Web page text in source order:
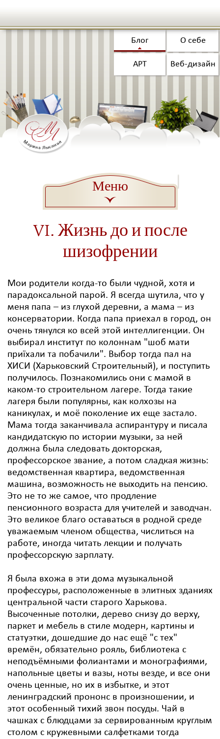
Блог О себе
АРТ Веб-дизайн
Меню
a
VI. Жизнь до и после
шизофрении
Мои родители когда-то были чудной, хотя и
парадоксальной парой. Я всегда шутила, что у
меня папа – из глухой деревни, а мама – из
консерватории. Когда папа приехал в город, он
очень тянулся ко всей этой интеллигенции. Он
выбирал институт по колоннам "шоб мати
приїхали та побачили". Выбор тогда пал на
ХИСИ (Харьковский Строительный), и поступить
получилось. Познакомились они с мамой в
каком-то строительном лагере. Тогда такие
лагеря были популярны, как колхозы на
каникулах, и моё поколение их еще застало.
Мама тогда заканчивала аспирантуру и писала
кандидатскую по истории музыки, за ней
должна была следовать докторская,
профессорское звание, а потом сладкая жизнь:
ведомственная квартира, ведомственная
машина, возможность не выходить на пенсию.
Это не то же самое, что продление
пенсионного возраста для учителей и заводчан.
Это великое благо оставаться в родной среде
уважаемым членом общества, числиться на
работе, иногда читать лекции и получать
профессорскую зарплату.
Я была вхожа в эти дома музыкальной
профессуры, расположенные в элитных зданиях
центральной части старого Харькова.
Высоченные потолки, дерево снизу до верху,
паркет и мебель в стиле модерн, картины и
статуэтки, дошедшие до нас ещё "с тех"
времён, обязательно рояль, библиотека с
неподъёмными фолиантами и монографиями,
напольные цветы и вазы, ноты везде, и все они
очень ценные, но их в избытке, и этот
ленинградский прононс в произношении, и
этот особенный тихий звон посуды. Чай в
чашках с блюдцами за сервированным круглым
столом с кружевными салфетками тогда